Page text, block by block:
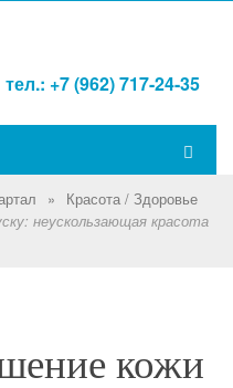
тел.: +7 (962) 717-24-35
»
Красота / Здоровье
неускользающая красота
кожи